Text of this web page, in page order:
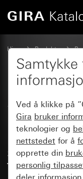
Hjem Produkter
Stikkontakter
SCHUKO-
med økt
(Safety
Type A /
Samtykke
Ved å klikke på
Gira bruker
teknologier og
nettstedet for å
opprette din
personlig